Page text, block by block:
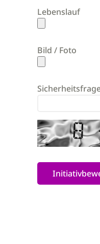
Lebenslauf
Bild / Foto